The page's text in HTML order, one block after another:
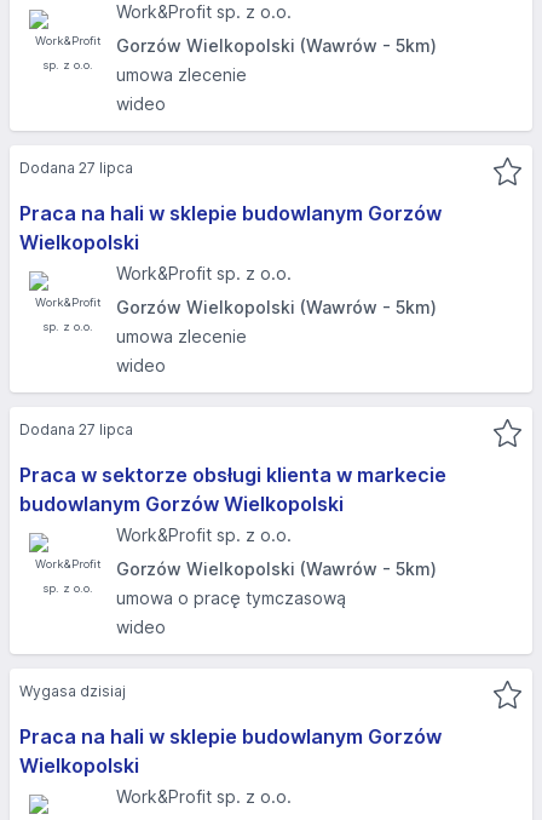
Work&Profit sp. z o.o.
Gorzów Wielkopolski (Wawrów - 5km)
umowa zlecenie
wideo
Praca na hali w sklepie budowlanym Gorzów
Wielkopolski
Work&Profit sp. z o.o.
Gorzów Wielkopolski (Wawrów - 5km)
umowa zlecenie
wideo
Dodana 27 lipca
Praca w sektorze obsługi klienta w markecie
budowlanym Gorzów Wielkopolski
Work&Profit sp. z o.o.
Gorzów Wielkopolski (Wawrów - 5km)
umowa o pracę tymczasową
wideo
Dodana 27 lipca
Praca na hali w sklepie budowlanym Gorzów
Wielkopolski
Work&Profit sp. z o.o.
Wygasa dzisiaj